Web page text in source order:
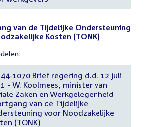
van de Tijdelijke Ondersteuning
Kosten (TONK)
1070 Brief regering d.d. 12 juli
- W. Koolmees, minister van
Zaken en Werkgelegenheid
van de Tijdelijke
voor Noodzakelijke
(TONK)